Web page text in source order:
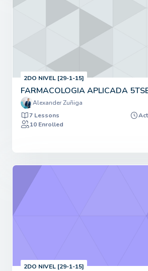
2DO NIVEL [29-1-15]
FARMACOLOGIA APLICADA
Alexander Zuñiga
7 Lessons
10 Enrolled
2DO NIVEL [29-1-15]